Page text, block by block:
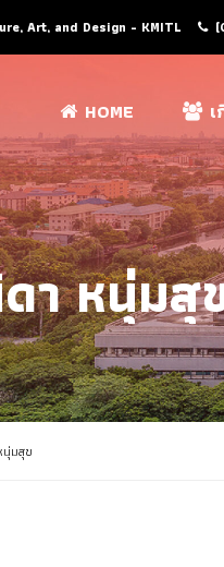
Art, and Design - KMITL
HOME
า หนุ่มสุ
มสุข